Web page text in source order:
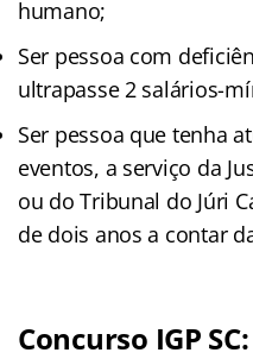
humano;
Ser pessoa com
ultrapasse 2 salários-
Ser pessoa que tenha
eventos, a serviço da
ou do Tribunal do Júri
de dois anos a contar
Concurso IGP